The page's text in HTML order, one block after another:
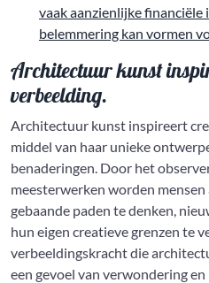
vaak aanzienlijke financiële
belemmering kan vormen
Architectuur kunst
verbeelding.
Architectuur kunst inspireert
middel van haar unieke
benaderingen. Door het
meesterwerken worden
gebaande paden te denken,
hun eigen creatieve grenzen te
verbeeldingskracht die
een gevoel van verwondering